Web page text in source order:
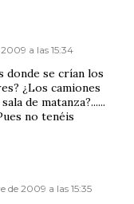
a las 15:34
donde se crían los
¿Los camiones
de matanza?......
no tenéis
de 2009 a las 15:35